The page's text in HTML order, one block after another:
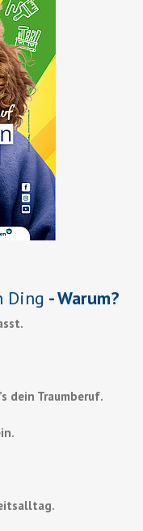
Ding - Warum?
dein Traumberuf.